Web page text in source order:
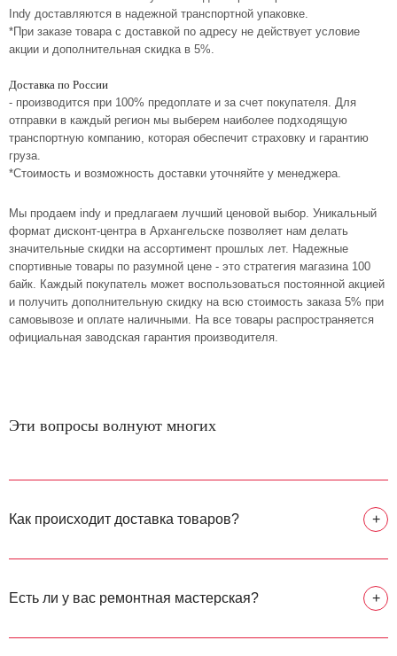
Indy доставляются в надежной транспортной упаковке.
*При заказе товара с доставкой по адресу не действует условие
акции и дополнительная скидка в 5%.
Доставка по России
- производится при 100% предоплате и за счет покупателя. Для
отправки в каждый регион мы выберем наиболее подходящую
транспортную компанию, которая обеспечит страховку и гарантию
груза.
*Стоимость и возможность доставки уточняйте у менеджера.
Мы продаем indy и предлагаем лучший ценовой выбор. Уникальный
формат дисконт-центра в Архангельске позволяет нам делать
значительные скидки на ассортимент прошлых лет. Надежные
спортивные товары по разумной цене - это стратегия магазина 100
байк. Каждый покупатель может воспользоваться постоянной акцией
и получить дополнительную скидку на всю стоимость заказа 5% при
самовывозе и оплате наличными. На все товары распространяется
официальная заводская гарантия производителя.
Эти вопросы волнуют многих
Как происходит доставка товаров? +
Есть ли у вас ремонтная мастерская? +